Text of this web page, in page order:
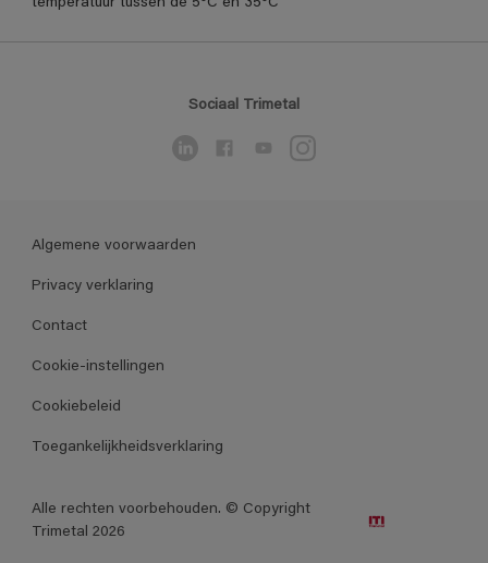
Sociaal Trimetal
Algemene voorwaarden
Privacy verklaring
Contact
Cookie-instellingen
Cookiebeleid
Toegankelijkheidsverklaring
Alle rechten voorbehouden. © Copyright
Trimetal 2026